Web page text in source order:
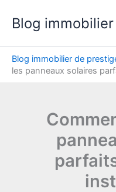
Blog
Blog immobilier de
les panneaux solaires